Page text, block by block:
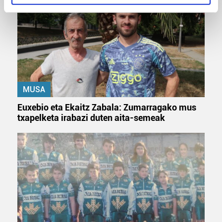
specific characteristics (fingerprinting)
Find out more about how your personal data is processed
and set your preferences in thedetails section.
Guk eta gure bazkideek zure datu pertsonalak
prozesatzen ditugu, zure IP zenbakia, besteak beste,
teknologia erabiliz, cookieak adibidez, iragarki eta eduki
pertsonalizatuak eskaintzeko, iragarkiak eta edukia
produktuak garatzeko. Zure datuak nork eta zertarako
erabiltzen dituen hauta dezakezu.
Bazkide batzuek ez dizute baimenik eskatzen, eta beren
interes komertzial legitimoetan babesten dira. Ikusi gure
bazkideen zerrenda, beren ustez zein helburutarako
duten interes legitimoa eta horren aurka nola egin
dezakezun ikusteko.
Lortu zure datu pertsonalak prozesatzeko moduari
MUSA
Euxebio eta Ekaitz Zabala: Zumarragako mus
txapelketa irabazi duten aita-semeak